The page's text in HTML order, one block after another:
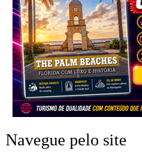
Navegue pelo site